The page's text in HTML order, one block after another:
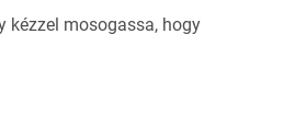
kézzel mosogassa, hogy